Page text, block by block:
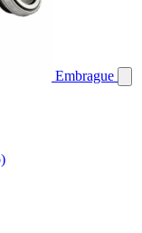
Embrague